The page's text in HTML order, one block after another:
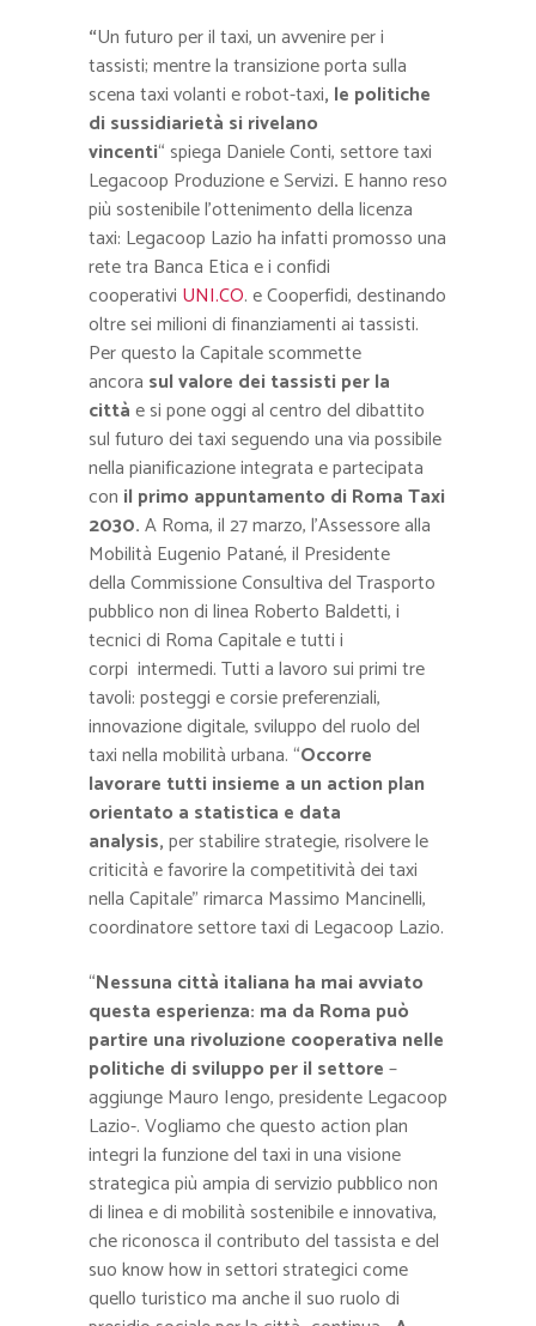
“Un futuro per il taxi, un avvenire per i
tassisti; mentre la transizione porta sulla
scenataxi volanti e robot-taxi, le politiche
di sussidiarietà si rivelano
vincenti“spiega Daniele Conti, settore taxi
Legacoop Produzione e Servizi. E hanno reso
più sostenibile l’ottenimento della licenza
taxi: Legacoop Lazio ha infatti promosso una
rete tra Banca Etica e i confidi
cooperativi UNI.CO. e Cooperfidi, destinando
oltre sei milioni di finanziamenti ai tassisti.
Per questo la Capitale scommette
ancora sul valore dei tassisti per la
cittàe si pone oggi al centro del dibattito
sul futuro dei taxi seguendo una via possibile
nella pianificazione integrata e partecipata
con il primo appuntamento di Roma Taxi
2030.A Roma, il 27 marzo, l’Assessore alla
Mobilità Eugenio Patané, il Presidente
della Commissione Consultiva del Trasporto
pubblico non di linea Roberto Baldetti, i
tecnici di Roma Capitale e tutti i
corpi intermedi. Tutti a lavoro sui primi tre
tavoli: posteggi e corsie preferenziali,
innovazione digitale, sviluppo del ruolo del
taxi nella mobilità urbana. “Occorre
lavorare tutti insieme a un action plan
orientato a statistica e data
analysis,per stabilire strategie, risolvere le
criticità e favorire la competitività dei taxi
nella Capitale” rimarca Massimo Mancinelli,
coordinatore settore taxi di Legacoop Lazio.
“Nessuna città italiana ha mai avviato
questa esperienza: ma da Roma può
partire una rivoluzione cooperativa nelle
politiche di sviluppo per il settore–
aggiunge Mauro Iengo, presidente Legacoop
Lazio-. Vogliamo che questo action plan
integri la funzione del taxi in una visione
strategica più ampia di servizio pubblico non
di linea e di mobilità sostenibile e innovativa,
che riconosca il contributo del tassista e del
suo know how in settori strategici come
quello turistico ma anche il suo ruolo di